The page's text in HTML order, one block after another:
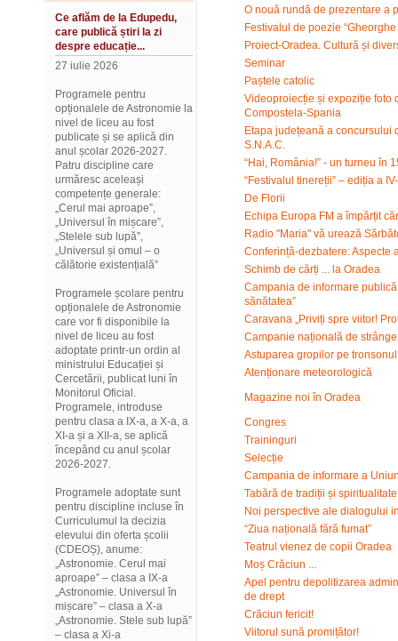
Ce aflăm de la Edupedu,
care publică știri la zi
despre educație...
27 iulie 2026
Programele pentru
opționalele de Astronomie la
nivel de liceu au fost
publicate și se aplică din
anul școlar 2026-2027.
Patru discipline care
urmăresc aceleași
competențe generale:
„Cerul mai aproape”,
„Universul în mișcare”,
„Stelele sub lupă”,
„Universul și omul – o
călătorie existențială”
Programele școlare pentru
opționalele de Astronomie
care vor fi disponibile la
nivel de liceu au fost
adoptate printr-un ordin al
ministrului Educației și
Cercetării, publicat luni în
Monitorul Oficial.
Programele, introduse
pentru clasa a IX-a, a X-a, a
XI-a și a XII-a, se aplică
începând cu anul școlar
2026-2027.
Programele adoptate sunt
pentru discipline incluse în
Curriculumul la decizia
elevului din oferta școlii
(CDEOȘ), anume:
„Astronomie. Cerul mai
aproape” – clasa a IX-a
„Astronomie. Universul în
mișcare” – clasa a X-a
„Astronomie. Stele sub lupă”
– clasa a Xi-a
O nouă rundă de prezentare a
Festivalul de poezie
Proiect-Oradea. Cultură și
Seminar
Paștele catolic
Videoproiecție și expoziție foto
Compostela-Spania
Etapa județeană a concursului
S.N.A.C.
“Hai, România!” - un turneu în
“Festivalul tinereții” – ediția a
De Florii
Echipa Europa FM a împărțit
Radio "Maria" vă urează
Conferință-dezbatere: Aspecte
Schimb de cărți ... la Oradea
Campania de informare
sănătatea”
Caravana „Priviți spre viitor!
Campanie națională de
Astuparea gropilor pe
Atenționare meteorologică
Magazine noi în Oradea
Congres
Traininguri
Selecție
Campania de informare a
Tabără de tradiții și
Noi perspective ale dialogului
“Ziua națională fără fumat”
Teatrul vienez de copii Oradea
Moș Crăciun ...
Apel pentru depolitizarea
de drept
Crăciun fericit!
Viitorul sună promițător!